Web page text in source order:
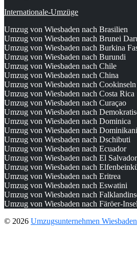
Internationale-Umzüge
Umzug von Wiesbaden nach Brasilien
Umzug von Wiesbaden nach Brunei
Umzug von Wiesbaden nach Burkina
Umzug von Wiesbaden nach Burundi
Umzug von Wiesbaden nach Chile
Umzug von Wiesbaden nach China
Umzug von Wiesbaden nach Cookinseln
Umzug von Wiesbaden nach Costa Rica
Umzug von Wiesbaden nach Curaçao
Umzug von Wiesbaden nach
Umzug von Wiesbaden nach Dominica
Umzug von Wiesbaden nach
Umzug von Wiesbaden nach Dschibuti
Umzug von Wiesbaden nach Ecuador
Umzug von Wiesbaden nach El Salvador
Umzug von Wiesbaden nach
Umzug von Wiesbaden nach Eritrea
Umzug von Wiesbaden nach Eswatini
Umzug von Wiesbaden nach
Umzug von Wiesbaden nach Färöer-
© 2026 Umzugsunternehmen Wiesbaden